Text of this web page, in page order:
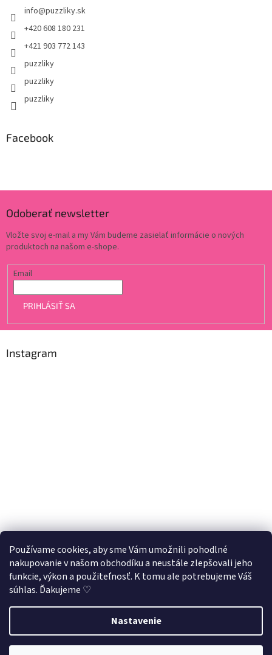
Používame cookies, aby sme Vám umožnili pohodlné
nakupovanie v našom obchodíku a neustále zlepšovali jeho
funkcie, výkon a použiteľnosť. K tomu ale potrebujeme Váš
súhlas. Ďakujeme ♡
Nastavenie
Využite našu letnú 33% zľavu na všetky produktyv kategórii
info@puzzliky.sk
+420 608 180 231
+421 903 772 143
puzzliky
puzzliky
puzzliky
Facebook
Odoberať newsletter
Vložte svoj e-mail a my Vám budeme zasielať informácie o nových
produktoch na našom e-shope.
Email
PRIHLÁSIŤ SA
Instagram
Sledovať na Instagrame
Vytvoril Shoptet
Copyright 2026Puzzliky ♡. Všetky práva vyhradené.Upraviť